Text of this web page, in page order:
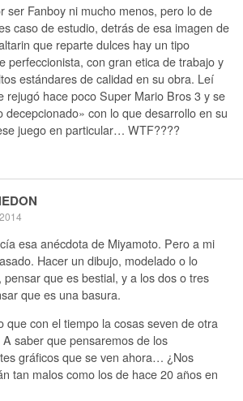
ser Fanboy ni mucho menos, pero lo de
caso de estudio, detrás de esa imagen de
que reparte dulces hay un tipo
perfeccionista, con gran etica de trabajo y
estándares de calidad en su obra. Leí
rejugó hace poco Super Mario Bros 3 y se
decepcionado» con lo que desarrollo en su
juego en particular… WTF????
esa anécdota de Miyamoto. Pero a mi
Hacer un dibujo, modelado o lo
pensar que es bestial, y a los dos o tres
que es una basura.
que con el tiempo la cosas seven de otra
saber que pensaremos de los
gráficos que se ven ahora… ¿Nos
tan malos como los de hace 20 años en